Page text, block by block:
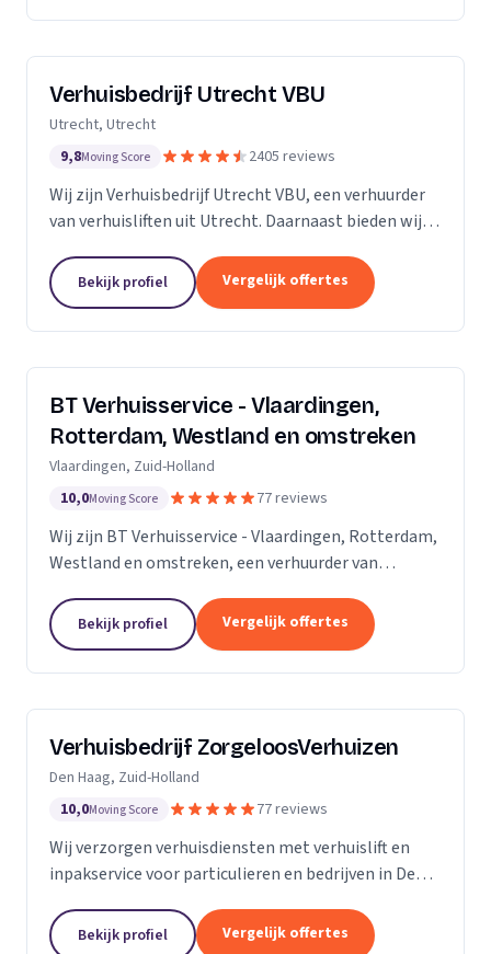
Verhuisbedrijf Utrecht VBU
Utrecht, Utrecht
9,8Moving Score 2405 reviews
Wij zijn Verhuisbedrijf Utrecht VBU, een verhuurder
van verhuisliften uit Utrecht. Daarnaast bieden wij
Bekijk profiel Vergelijk offertes
BT Verhuisservice - Vlaardingen,
Rotterdam, Westland en omstreken
Vlaardingen, Zuid-Holland
10,0Moving Score 77 reviews
Wij zijn BT Verhuisservice - Vlaardingen, Rotterdam,
Westland en omstreken, een verhuurder van
Zuid-Holland.
Bekijk profiel Vergelijk offertes
Verhuisbedrijf ZorgeloosVerhuizen
Den Haag, Zuid-Holland
10,0Moving Score 77 reviews
Wij verzorgen verhuisdiensten met verhuislift en
inpakservice voor particulieren en bedrijven in Den
Bekijk profiel Vergelijk offertes